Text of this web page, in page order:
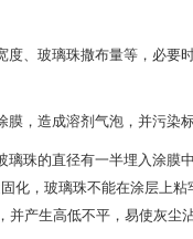
玻璃珠撒布量等，必要
，造成溶剂气泡，并污染标
的直径有一半埋入涂膜
化，玻璃珠不能在涂层上
产生高低不平，易使灰尘